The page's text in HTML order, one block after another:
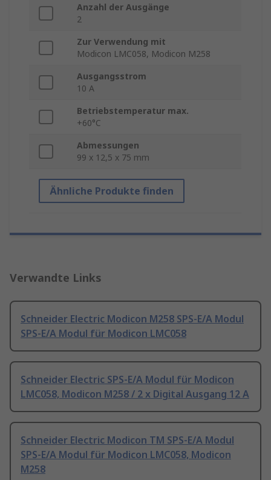
Anzahl der Ausgänge
2
Zur Verwendung mit
Modicon LMC058, Modicon M258
Ausgangsstrom
10 A
Betriebstemperatur max.
+60°C
Abmessungen
99 x 12,5 x 75 mm
Ähnliche Produkte finden
Verwandte Links
Schneider Electric Modicon M258 SPS-E/A Modul
SPS-E/A Modul für Modicon LMC058
Schneider Electric SPS-E/A Modul für Modicon
LMC058, Modicon M258 / 2 x Digital Ausgang 12 A
Schneider Electric Modicon TM SPS-E/A Modul
SPS-E/A Modul für Modicon LMC058, Modicon
M258